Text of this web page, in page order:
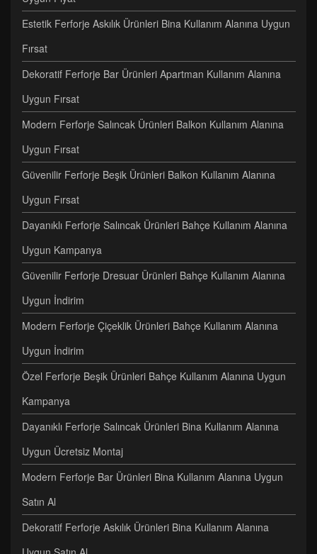
Estetik Ferforje Askılık Ürünleri Bina Kullanım Alanına Uygun
Fırsat
Dekoratif Ferforje Bar Ürünleri Apartman Kullanım Alanına
Uygun Fırsat
Modern Ferforje Salıncak Ürünleri Balkon Kullanım Alanına
Uygun Fırsat
Güvenilir Ferforje Beşik Ürünleri Balkon Kullanım Alanına
Uygun Fırsat
Dayanıklı Ferforje Salıncak Ürünleri Bahçe Kullanım Alanına
Uygun Kampanya
Güvenilir Ferforje Dresuar Ürünleri Bahçe Kullanım Alanına
Uygun İndirim
Modern Ferforje Çiçeklik Ürünleri Bahçe Kullanım Alanına
Uygun İndirim
Özel Ferforje Beşik Ürünleri Bahçe Kullanım Alanına Uygun
Kampanya
Dayanıklı Ferforje Salıncak Ürünleri Bina Kullanım Alanına
Uygun Ücretsiz Montaj
Modern Ferforje Bar Ürünleri Bina Kullanım Alanına Uygun
Satın Al
Dekoratif Ferforje Askılık Ürünleri Bina Kullanım Alanına